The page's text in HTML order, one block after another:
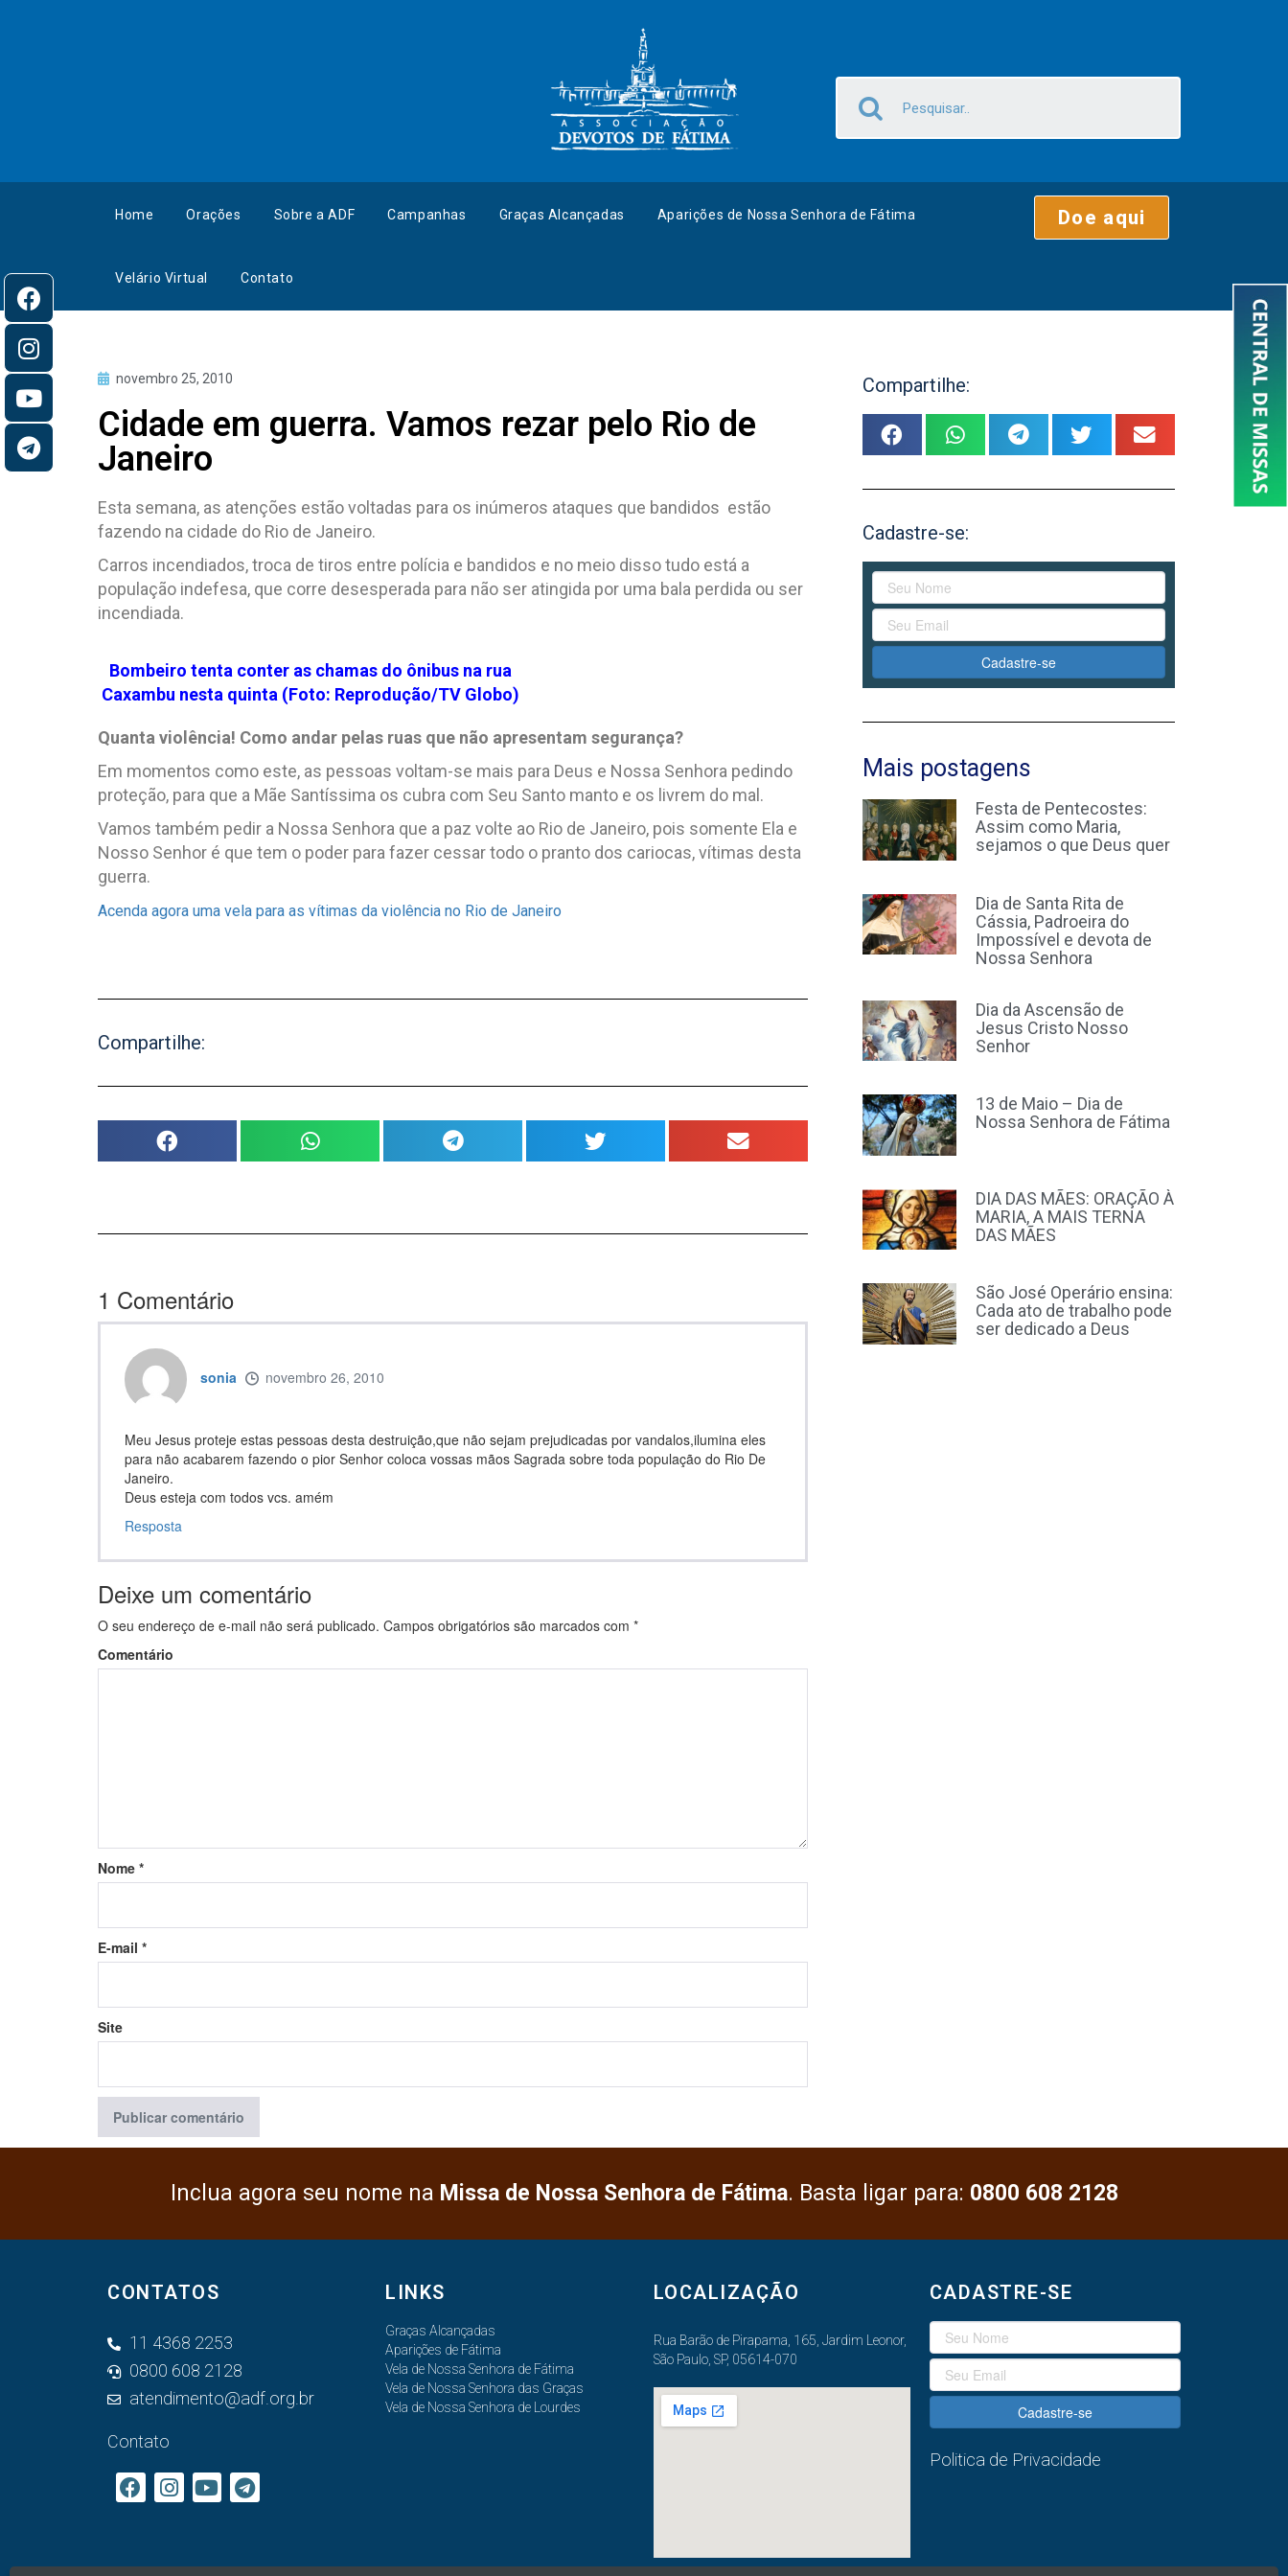
Home Orações Sobre a ADF Campanhas Graças Alcançadas Aparições de Nossa Senhora de Fátima
Velário Virtual Contato
Doe aqui
novembro 25, 2010
Cidade em guerra. Vamos rezar pelo Rio de
Janeiro
Esta semana, as atenções estão voltadas para os inúmeros ataques que bandidos estão
fazendo na cidade do Rio de Janeiro.
Carros incendiados, troca de tiros entre polícia e bandidos e no meio disso tudo está a
população indefesa, que corre desesperada para não ser atingida por uma bala perdida ou ser
incendiada.
Bombeiro tenta conter as chamas do ônibus na rua
Caxambu nesta quinta (Foto: Reprodução/TV Globo)
Quanta violência! Como andar pelas ruas que não apresentam segurança?
Em momentos como este, as pessoas voltam-se mais para Deus e Nossa Senhora pedindo
proteção, para que a Mãe Santíssima os cubra com Seu Santo manto e os livrem do mal.
Vamos também pedir a Nossa Senhora que a paz volte ao Rio de Janeiro, pois somente Ela e
Nosso Senhor é que tem o poder para fazer cessar todo o pranto dos cariocas, vítimas desta
guerra.
Acenda agora uma vela para as vítimas da violência no Rio de Janeiro
Compartilhe:
1 Comentário
sonia novembro 26, 2010
Meu Jesus proteje estas pessoas desta destruição,que não sejam prejudicadas por vandalos,ilumina eles
para não acabarem fazendo o pior Senhor coloca vossas mãos Sagrada sobre toda população do Rio De
Janeiro.
Deus esteja com todos vcs. amém
Resposta
Deixe um comentário
O seu endereço de e-mail não será publicado. Campos obrigatórios são marcados com *
Comentário
Nome *
E-mail *
Site
Compartilhe:
Cadastre-se:
Cadastre-se
Mais postagens
Festa de Pentecostes:
Assim como Maria,
sejamos o que Deus quer
Dia de Santa Rita de
Cássia, Padroeira do
Impossível e devota de
Nossa Senhora
Dia da Ascensão de
Jesus Cristo Nosso
Senhor
13 de Maio – Dia de
Nossa Senhora de Fátima
DIA DAS MÃES: ORAÇÃO À
MARIA, A MAIS TERNA
DAS MÃES
São José Operário ensina:
Cada ato de trabalho pode
ser dedicado a Deus
Inclua agora seu nome na Missa de Nossa Senhora de Fátima. Basta ligar para: 0800 608 2128
CONTATOS
11 4368 2253
0800 608 2128
atendimento@adf.org.br
Contato
LINKS
Graças Alcançadas
Aparições de Fátima
Vela de Nossa Senhora de Fátima
Vela de Nossa Senhora das Graças
Vela de Nossa Senhora de Lourdes
LOCALIZAÇÃO
Rua Barão de Pirapama, 165, Jardim Leonor,
São Paulo, SP, 05614-070
CADASTRE-SE
Cadastre-se
Politica de Privacidade